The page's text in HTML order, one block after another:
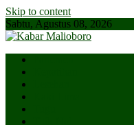
Skip to content
Sabtu, Agustus 08, 2026